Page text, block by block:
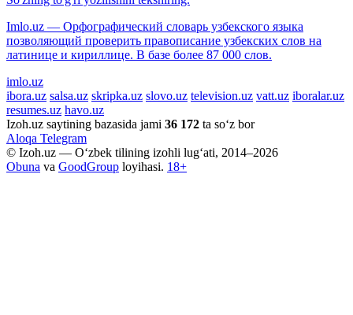
Imlo.uz — Орфографический словарь узбекского языка
позволяющий проверить правописание узбекских слов на
латинице и кириллице. В базе более 87 000 слов.
imlo.uz
ibora.uz salsa.uz skripka.uz slovo.uz television.uz vatt.uz iboralar.uz
resumes.uz havo.uz
Izoh.uz saytining bazasida jami 36 172 ta so‘z bor
Aloqa Telegram
© Izoh.uz — O‘zbek tilining izohli lug‘ati, 2014–2026
Obuna va GoodGroup loyihasi. 18+